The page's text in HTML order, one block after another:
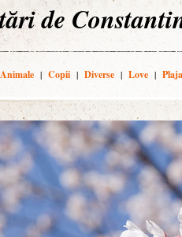
de
Animale | Copii | Diverse | Love | Plaja